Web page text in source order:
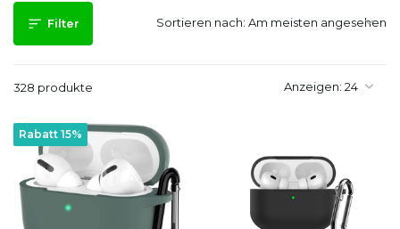
Filter
328 produkte Anzeigen:
Sortieren nach:
Rabatt 15%